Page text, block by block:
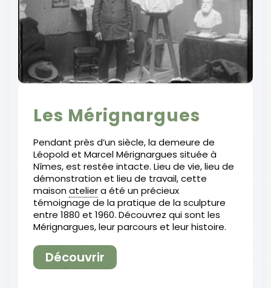
Les Mérignargues
Pendant près d’un siècle, la demeure de
Léopold et Marcel Mérignargues située à
Nîmes, est restée intacte. Lieu de vie, lieu de
démonstration et lieu de travail, cette
maison ateliera été un précieux
témoignage de la pratique de la sculpture
entre 1880 et 1960. Découvrez qui sont les
Mérignargues, leur parcours et leur histoire.
Découvrir